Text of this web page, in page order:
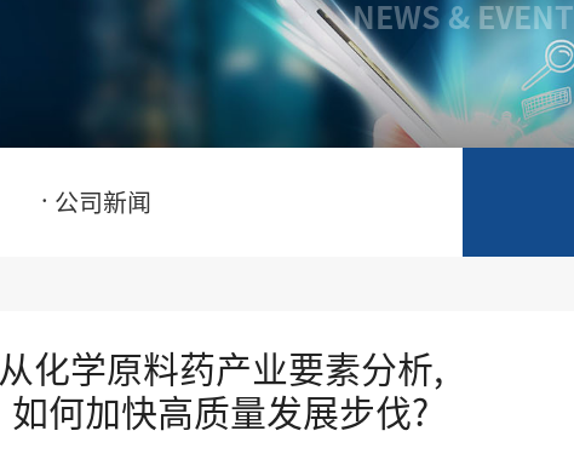
NEWS & EVENT
. 公司新闻
01
从化学原料药产业要素分析,
如何加快高质量发展步伐?